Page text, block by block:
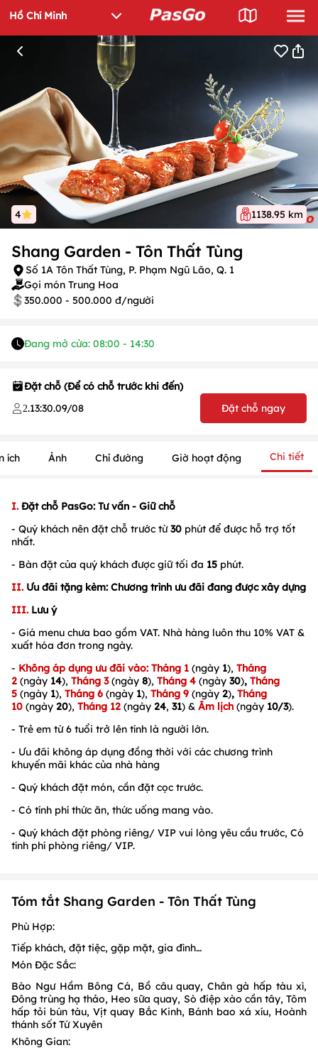
4 1138.95 km
Shang Garden - Tôn Thất Tùng
Số 1A Tôn Thất Tùng, P. Phạm Ngũ Lão, Q. 1
Gọi món Trung Hoa
350.000 - 500.000 đ/người
Đang mở cửa: 08:00 - 14:30
Đặt chỗ (Để có chỗ trước khi đến)
2.13:30.09/08 Đặt chỗ ngay
ích Ảnh Chỉ đường Giờ hoạt động Chi tiết
I. Đặt chỗ PasGo: Tư vấn - Giữ chỗ
- Quý khách nên đặt chỗ trước từ30 phút để được hỗ trợ tốt
nhất.
- Bàn đặt của quý khách được giữ tối đa 15 phút.
II. Ưu đãi tặng kèm: Chương trình ưu đãi đang được xây dựng
III. Lưu ý
- Giá menu chưa bao gồm VAT. Nhà hàng luôn thu 10% VAT &
xuất hóa đơn trong ngày.
- Không áp dụng ưu đãi vào: Tháng 1 (ngày 1), Tháng
2 (ngày 14), Tháng 3(ngày 8), Tháng 4 (ngày 30), Tháng
5 (ngày 1), Tháng 6 (ngày 1), Tháng 9 (ngày 2), Tháng
10 (ngày 20), Tháng 12 (ngày 24, 31) & Âm lịch (ngày 10/3).
- Trẻ em từ 6 tuổi trở lên tính là người lớn.
- Ưu đãi không áp dụng đồng thời với các chương trình
khuyến mãi khác của nhà hàng
- Quý khách đặt món, cần đặt cọc trước.
- Có tính phí thức ăn, thức uống mang vào.
- Quý khách đặt phòng riêng/ VIP vui lòng yêu cầu trước, Có
tính phí phòng riêng/ VIP.
Tóm tắt Shang Garden - Tôn Thất Tùng
Phù Hợp:
Tiếp khách, đặt tiệc, gặp mặt, gia đình…
Món Đặc Sắc:
Bào Ngư Hầm Bông Cá, Bồ câu quay, Chân gà hấp tàu xì,
Đông trùng hạ thảo, Heo sữa quay, Sò điệp xào cần tây, Tôm
hấp tỏi bún tàu, Vịt quay Bắc Kinh, Bánh bao xá xíu, Hoành
thánh sốt Tứ Xuyên
Không Gian: